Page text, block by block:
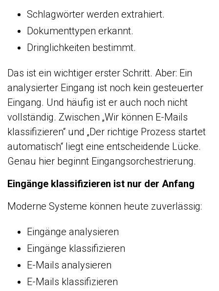
Schlagwörter werden extrahiert.
Dokumenttypen erkannt.
Dringlichkeiten bestimmt.
Das ist ein wichtiger erster Schritt. Aber: Ein
analysierter Eingang ist noch kein gesteuerter
Eingang. Und häufig ist er auch noch nicht
vollständig. Zwischen „Wir können E-Mails
klassifizieren“ und „Der richtige Prozess startet
automatisch“ liegt eine entscheidende Lücke.
Genau hier beginnt Eingangsorchestrierung.
Eingänge klassifizieren ist nur der Anfang
Moderne Systeme können heute zuverlässig:
Eingänge analysieren
Eingänge klassifizieren
E-Mails analysieren
E-Mails klassifizieren